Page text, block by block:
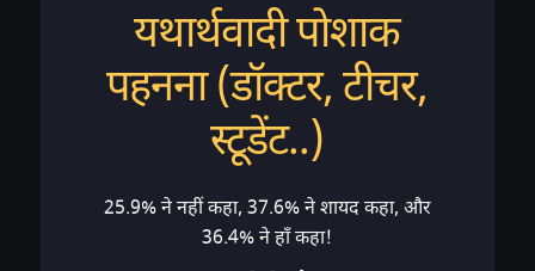
यथार्थवादी पोशाक
पहनना (डॉक्टर, टीचर,
स्टूडेंट..)
25.9% ने नहीं कहा, 37.6% ने शायद कहा, और
36.4% ने हाँ कहा!